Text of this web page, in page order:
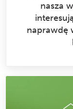
nasza
naprawdę